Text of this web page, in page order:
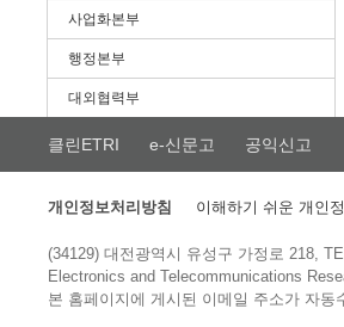
사업화본부
행정본부
대외협력부
클린ETRI e-신문고 공익신고
개인정보처리방침 이해하기 쉬운 개인
(34129) 대전광역시 유성구 가정로 218,
Electronics and Telecommunications
본 홈페이지에 게시된 이메일 주소가 자